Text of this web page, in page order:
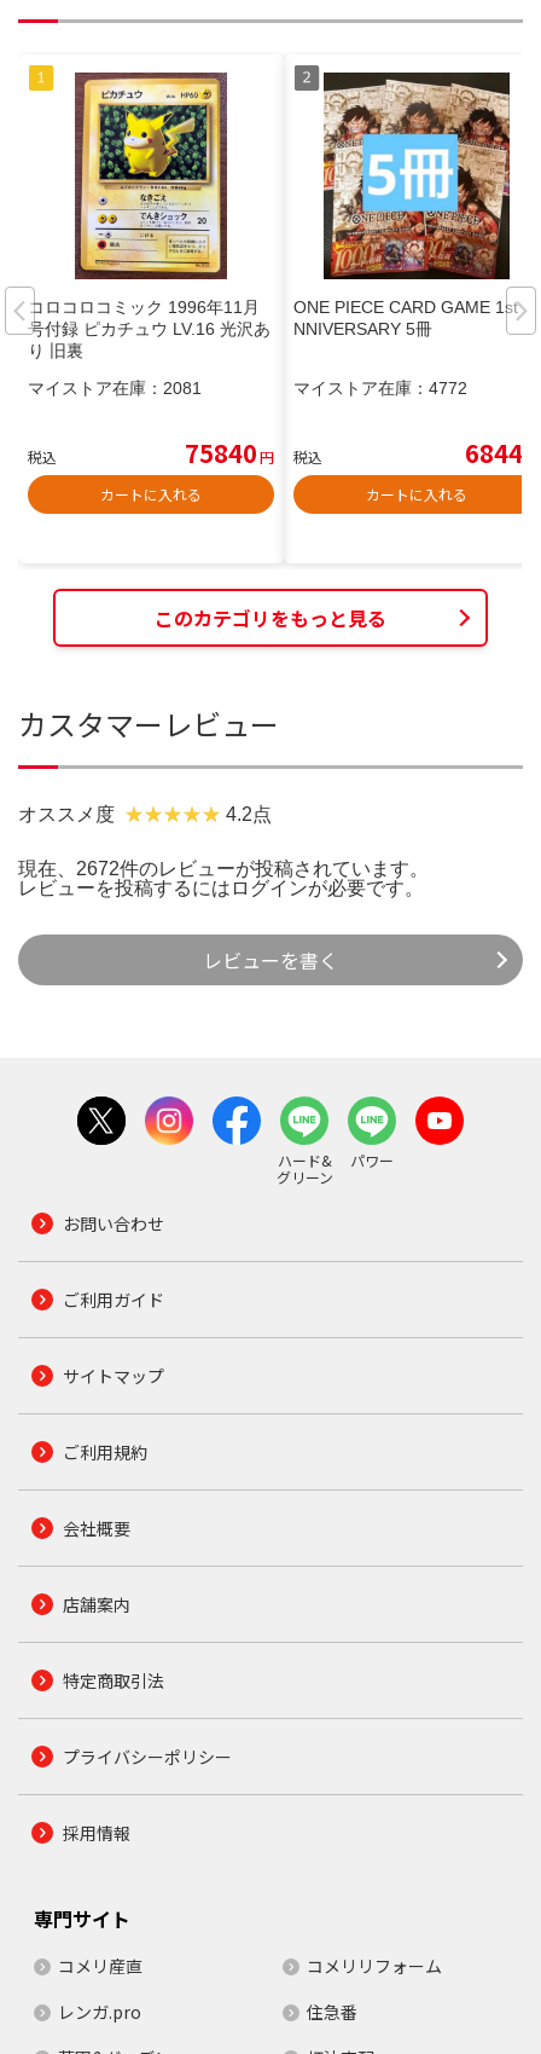
コロコロコミック 1996年11月
号付録 ピカチュウ LV.16 光沢あ
り 旧裏
マイストア在庫： 2081
税込 75840円
カートに入れる
ONE PIECE CARD GAME 1st A
NNIVERSARY 5冊
マイストア在庫： 4772
税込 6844
カートに入れる
このカテゴリをもっと見る
カスタマーレビュー
オススメ度 4.2点
現在、2672件のレビューが投稿されています。
レビューを投稿するには ログインが必要です。
レビューを書く
ハード&
グリーン
パワー
お問い合わせ
ご利用ガイド
サイトマップ
ご利用規約
会社概要
店舗案内
特定商取引法
プライバシーポリシー
採用情報
専門サイト
コメリ産直
コメリリフォーム
レンガ.pro
住急番